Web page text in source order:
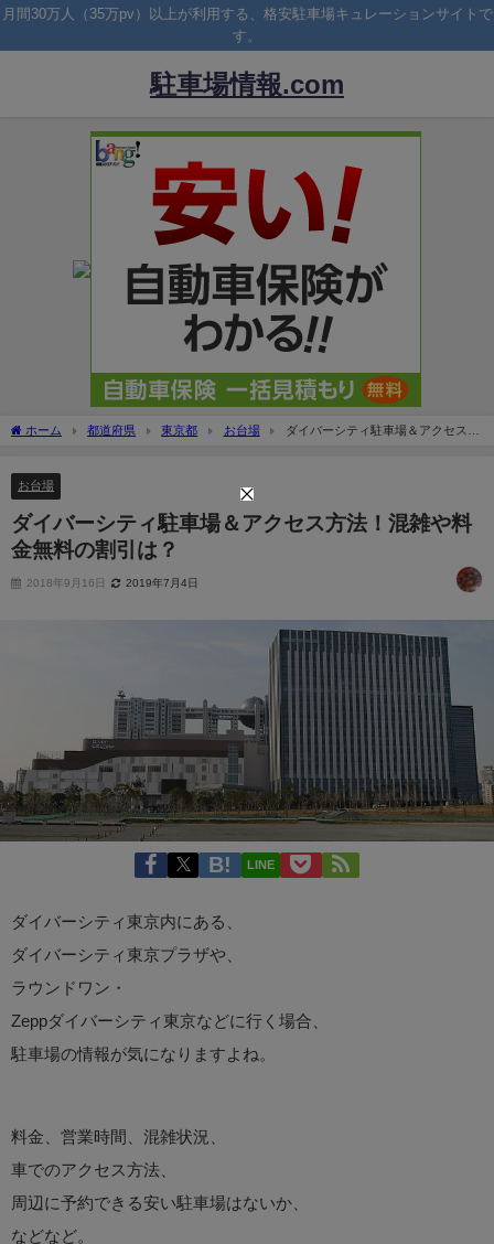
月間30万人（35万pv）以上が利用する、格安駐車場キュレーションサイトで
す。
駐車場情報.com
ホーム 都道府県 東京都 お台場
ダイバーシティ駐車場＆アクセス方
お台場
ダイバーシティ駐車場＆アクセス方法！混雑や料
金無料の割引は？
2018年9月16日 2019年7月4日
LINE
ダイバーシティ東京内にある、
ダイバーシティ東京プラザや、
ラウンドワン・
Zeppダイバーシティ東京などに行く場合、
駐車場の情報が気になりますよね。
料金、営業時間、混雑状況、
車でのアクセス方法、
周辺に予約できる安い駐車場はないか、
などなど。